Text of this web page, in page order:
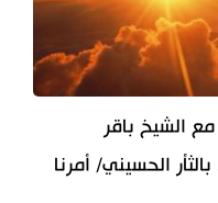
الشيخ باقر
الحسيني/ أمرنا